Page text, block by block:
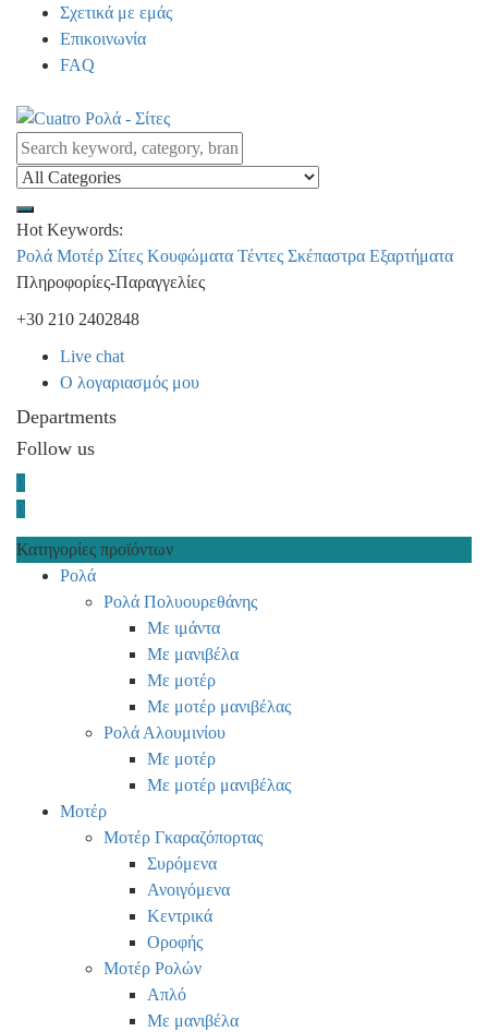
Σχετικά με εμάς
Επικοινωνία
FAQ
Hot Keywords:
Ρολά Μοτέρ Σίτες Κουφώματα Τέντες Σκέπαστρα Εξαρτήματα
Πληροφορίες-Παραγγελίες
+30 210 2402848
Live chat
Ο λογαριασμός μου
Departments
Follow us
0
0
Κατηγορίες προϊόντων
Ρολά
Ρολά Πολυουρεθάνης
Με ιμάντα
Με μανιβέλα
Με μοτέρ
Με μοτέρ μανιβέλας
Ρολά Αλουμινίου
Με μοτέρ
Με μοτέρ μανιβέλας
Μοτέρ
Μοτέρ Γκαραζόπορτας
Συρόμενα
Ανοιγόμενα
Κεντρικά
Οροφής
Μοτέρ Ρολών
Απλό
Με μανιβέλα